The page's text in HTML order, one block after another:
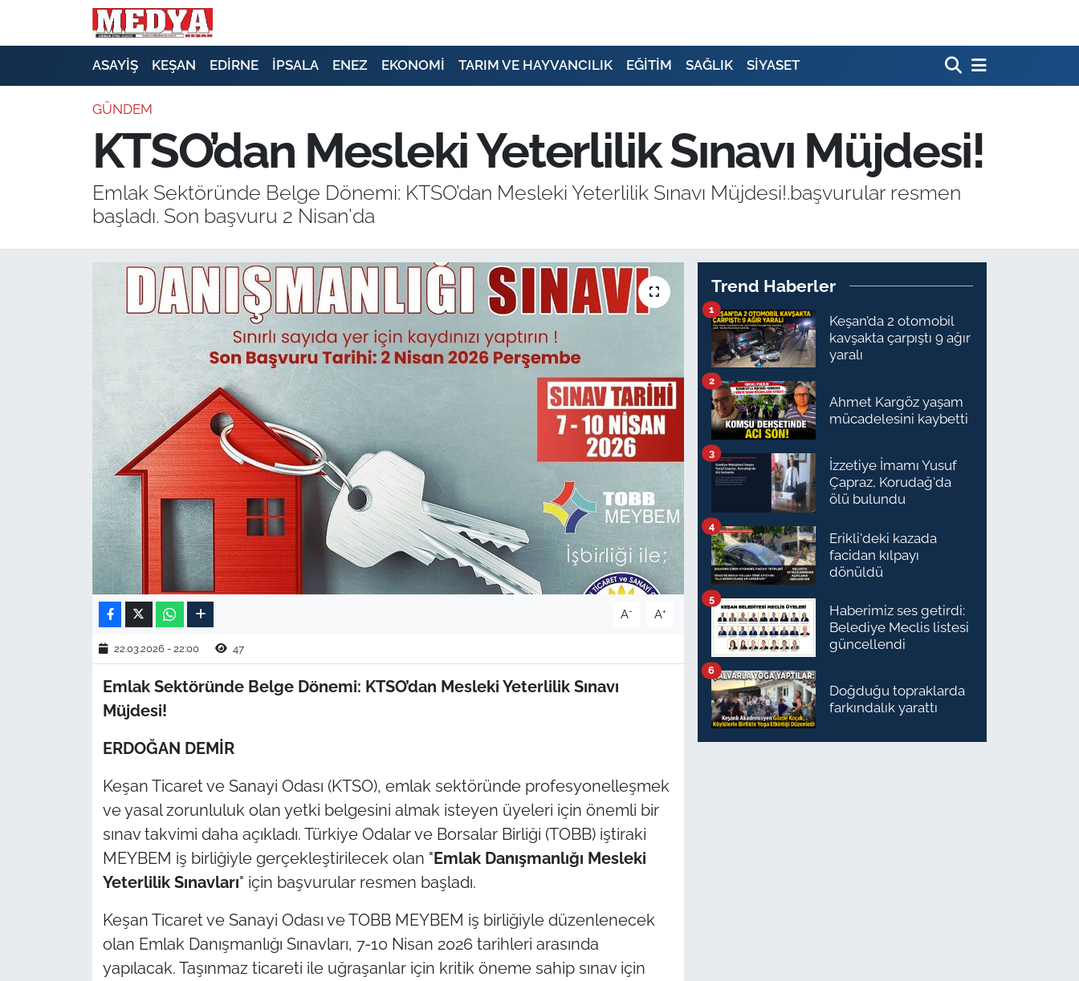
ASAYİŞ KEŞAN EDİRNE İPSALA ENEZ EKONOMİ TARIM VE HAYVANCILIK EĞİTİM SAĞLIK SİYASET
GÜNDEM
KTSO’dan Mesleki Yeterlilik Sınavı Müjdesi!
Emlak Sektöründe Belge Dönemi: KTSO’dan Mesleki Yeterlilik Sınavı Müjdesi!.başvurular resmen
başladı. Son başvuru 2 Nisan'da
A- A+
22.03.2026 - 22:00 47
Emlak Sektöründe Belge Dönemi: KTSO’dan Mesleki Yeterlilik Sınavı
Müjdesi!
ERDOĞAN DEMİR
Keşan Ticaret ve Sanayi Odası (KTSO), emlak sektöründe profesyonelleşmek
ve yasal zorunluluk olan yetki belgesini almak isteyen üyeleri için önemli bir
sınav takvimi daha açıkladı. Türkiye Odalar ve Borsalar Birliği (TOBB) iştiraki
MEYBEM iş birliğiyle gerçekleştirilecek olan "Emlak Danışmanlığı Mesleki
Yeterlilik Sınavları" için başvurular resmen başladı.
Keşan Ticaret ve Sanayi Odası ve TOBB MEYBEM iş birliğiyle düzenlenecek
olan Emlak Danışmanlığı Sınavları, 7-10 Nisan 2026 tarihleri arasında
yapılacak. Taşınmaz ticareti ile uğraşanlar için kritik öneme sahip sınav için
Trend Haberler
Keşan’da 2 otomobil
kavşakta çarpıştı 9 ağır
yaralı
1
Ahmet Kargöz yaşam
mücadelesini kaybetti
2
İzzetiye İmamı Yusuf
Çapraz, Korudağ'da
ölü bulundu
3
Erikli'deki kazada
facidan kılpayı
dönüldü
4
Haberimiz ses getirdi:
Belediye Meclis listesi
güncellendi
5
Doğduğu topraklarda
farkındalık yarattı
6
E-GAZETE
SİYASET
GÜNDEM
TARIM VE HAYVANCILIK
KÜLTÜR SANAT
RESMİ İLAN
EDİRNE
ÇANAKKALE
TÜRKİYE
Flaş Haber